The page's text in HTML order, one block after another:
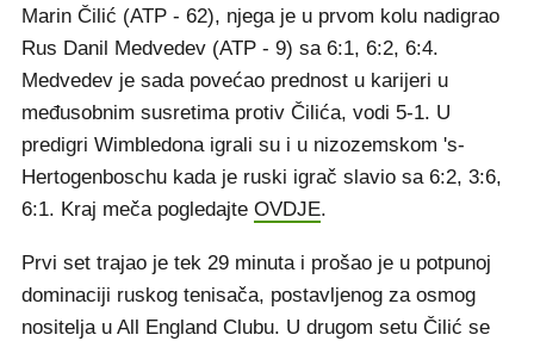
Marin Čilić (ATP - 62), njega je u prvom kolu nadigrao
Rus Danil Medvedev (ATP - 9) sa 6:1, 6:2, 6:4.
Medvedev je sada povećao prednost u karijeri u
međusobnim susretima protiv Čilića, vodi 5-1. U
predigri Wimbledona igrali su i u nizozemskom 's-
Hertogenboschu kada je ruski igrač slavio sa 6:2, 3:6,
6:1. Kraj meča pogledajte OVDJE.
Prvi set trajao je tek 29 minuta i prošao je u potpunoj
dominaciji ruskog tenisača, postavljenog za osmog
nositelja u All England Clubu. U drugom setu Čilić se